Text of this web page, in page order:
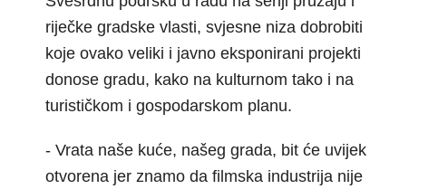
riječke gradske vlasti, svjesne niza dobrobiti
koje ovako veliki i javno eksponirani projekti
donose gradu, kako na kulturnom tako i na
turističkom i gospodarskom planu.
- Vrata naše kuće, našeg grada, bit će uvijek
otvorena jer znamo da filmska industrija nije